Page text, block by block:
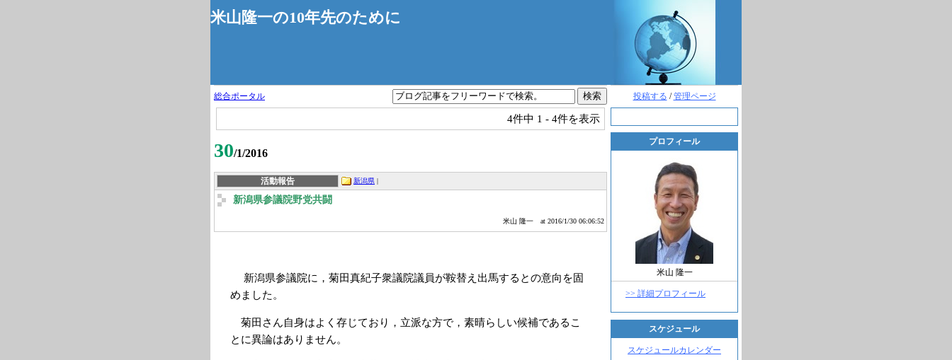
米山隆一の10年先のために
投稿する /管理ページ
プロフィール
米山 隆一
>> 詳細プロフィール
スケジュール
スケジュールカレンダー
総合ポータル
4件中 1 - 4件を表示
30/1/2016
活動報告 新潟県 |
新潟県参議院野党共闘
米山 隆一 at 2016/1/30 06:06:52
新潟県参議院に，菊田真紀子衆議院議員が鞍替え出馬するとの意向を固
めました。
菊田さん自身はよく存じており，立派な方で，素晴らしい候補であるこ
とに異論はありません。